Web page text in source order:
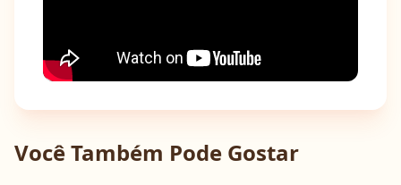
Você Também Pode Gostar